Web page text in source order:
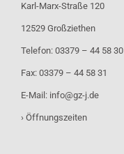
Karl-Marx-Straße 120
12529 Großziethen
Telefon: 03379 – 44 58 30
Fax: 03379 – 44 58 31
E-Mail: info@gz-j.de
› Öffnungszeiten